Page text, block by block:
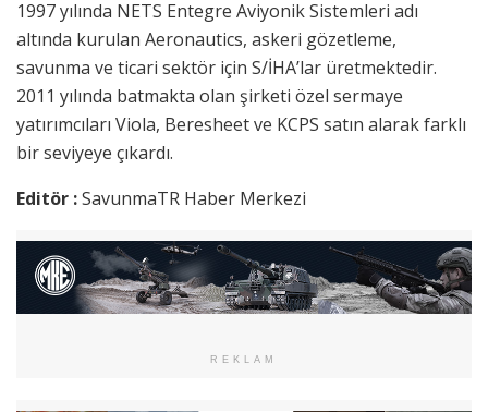
1997 yılında NETS Entegre Aviyonik Sistemleri adı
altında kurulan Aeronautics, askeri gözetleme,
savunma ve ticari sektör için S/İHA’lar üretmektedir.
2011 yılında batmakta olan şirketi özel sermaye
yatırımcıları Viola, Beresheet ve KCPS satın alarak farklı
bir seviyeye çıkardı.
Editör :SavunmaTR Haber Merkezi
REKLAM